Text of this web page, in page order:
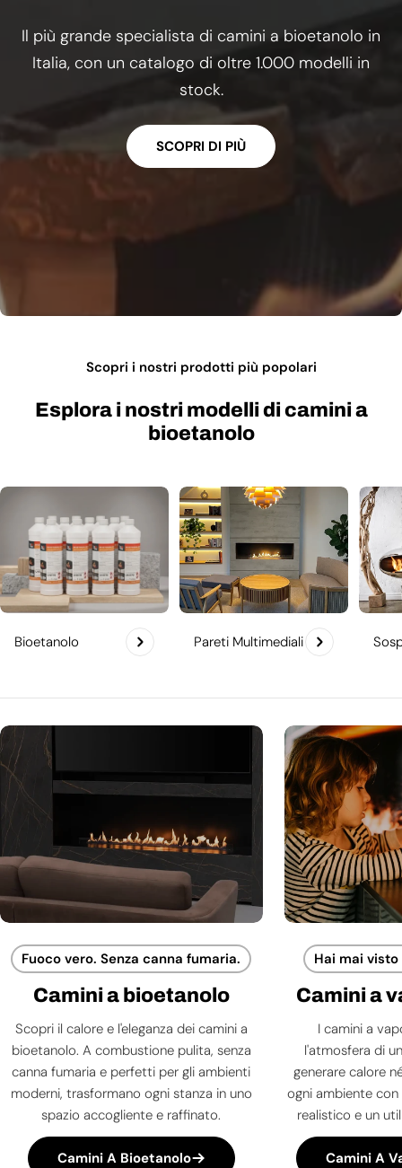
Il più grande specialista di camini a bioetanolo in
Italia, con un catalogo di oltre 1.000 modelli in
stock.
SCOPRI DI PIÙ
Scopri i nostri prodotti più popolari
Esplora i nostri modelli di camini a
bioetanolo
Bioetanolo Pareti Multimediali
Fuoco vero. Senza canna fumaria.
Camini a bioetanolo
Scopri il calore e l'eleganza dei camini a
bioetanolo. A combustione pulita, senza
canna fumaria e perfetti per gli ambienti
moderni, trasformano ogni stanza in uno
spazio accogliente e raffinato.
Camini A Bioetanolo
Hai mai
Camini a
I camini a
l'atmosfera di
generare calore
ogni ambiente
realistico e un
Camini A